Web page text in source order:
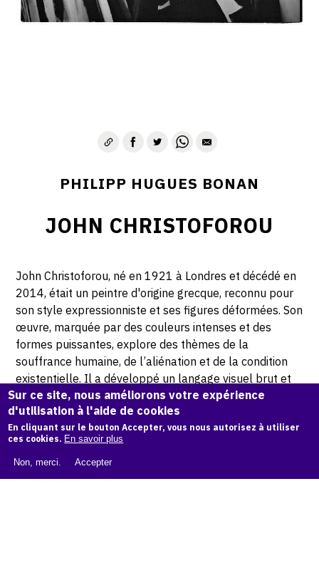
PHILIPP HUGUES BONAN
JOHN CHRISTOFOROU
John Christoforou, né en 1921 à Londres et décédé en
2014, était un peintre d'origine grecque, reconnu pour
son style expressionniste et ses figures déformées. Son
œuvre, marquée par des couleurs intenses et des
formes puissantes, explore des thèmes de la
souffrance humaine, de l’aliénation et de la condition
existentielle. Il a développé un langage visuel brut et
émotionnel, qui reflète une vision sombre mais
profondément humaine de la vie.
Demande d'information
Sur ce site, nous améliorons votre expérience
d'utilisation à l'aide de cookies
En cliquant sur le bouton Accepter, vous nous autorisez à utiliser
ces cookies. En savoir plus
Non, merci. Accepter